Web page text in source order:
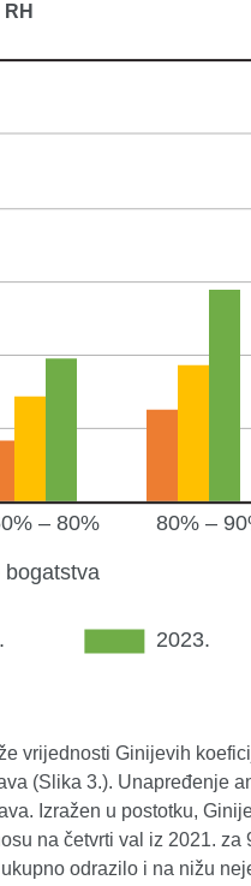
vrijednosti Ginijevih
(Slika 3.). Unapređenje
Izražen u postotku,
na četvrti val iz 2021. za
odrazilo i na nižu